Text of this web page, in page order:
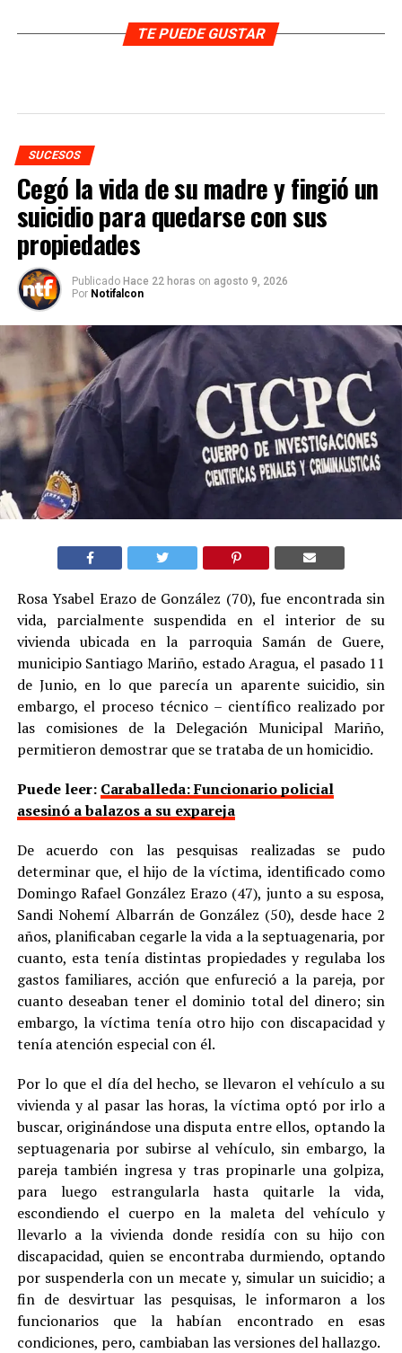
TE PUEDE GUSTAR
SUCESOS
Cegó la vida de su madre y fingió un
suicidio para quedarse con sus
propiedades
Publicado Hace 22 horas on agosto 9, 2026
Por Notifalcon
Rosa Ysabel Erazo de González (70), fue encontrada sin
vida, parcialmente suspendida en el interior de su
vivienda ubicada en la parroquia Samán de Guere,
municipio Santiago Mariño, estado Aragua, el pasado 11
de Junio, en lo que parecía un aparente suicidio, sin
embargo, el proceso técnico – científico realizado por
las comisiones de la Delegación Municipal Mariño,
permitieron demostrar que se trataba de un homicidio.
Puede leer: Caraballeda: Funcionario policial
asesinó a balazos a su expareja
De acuerdo con las pesquisas realizadas se pudo
determinar que, el hijo de la víctima, identificado como
Domingo Rafael González Erazo (47), junto a su esposa,
Sandi Nohemí Albarrán de González (50), desde hace 2
años, planificaban cegarle la vida a la septuagenaria, por
cuanto, esta tenía distintas propiedades y regulaba los
gastos familiares, acción que enfureció a la pareja, por
cuanto deseaban tener el dominio total del dinero; sin
embargo, la víctima tenía otro hijo con discapacidad y
tenía atención especial con él.
Por lo que el día del hecho, se llevaron el vehículo a su
vivienda y al pasar las horas, la víctima optó por irlo a
buscar, originándose una disputa entre ellos, optando la
septuagenaria por subirse al vehículo, sin embargo, la
pareja también ingresa y tras propinarle una golpiza,
para luego estrangularla hasta quitarle la vida,
escondiendo el cuerpo en la maleta del vehículo y
llevarlo a la vivienda donde residía con su hijo con
discapacidad, quien se encontraba durmiendo, optando
por suspenderla con un mecate y, simular un suicidio; a
fin de desvirtuar las pesquisas, le informaron a los
funcionarios que la habían encontrado en esas
condiciones, pero, cambiaban las versiones del hallazgo.